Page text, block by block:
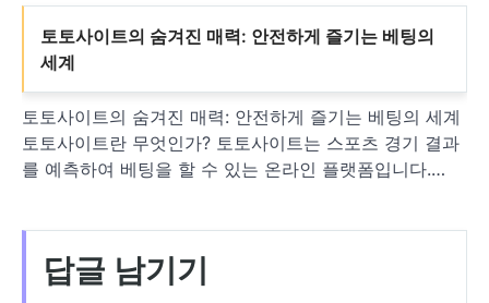
토토사이트의 숨겨진 매력: 안전하게 즐기는 베팅의
세계
토토사이트의 숨겨진 매력: 안전하게 즐기는 베팅의 세계
토토사이트란 무엇인가? 토토사이트는 스포츠 경기 결과
를 예측하여 베팅을 할 수 있는 온라인 플랫폼입니다.…
답글 남기기